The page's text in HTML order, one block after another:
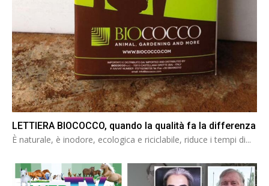
LETTIERA BIOCOCCO, quando la qualità fa la differenza
È naturale, è inodore, ecologica e riciclabile, riduce i tempi di...